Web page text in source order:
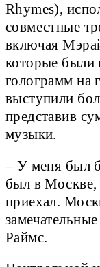
Rhymes),
совместные
включая
которые были
голограмм на
выступили
представив
музыки.
– У меня был
был в Москве,
приехал.
Раймс.